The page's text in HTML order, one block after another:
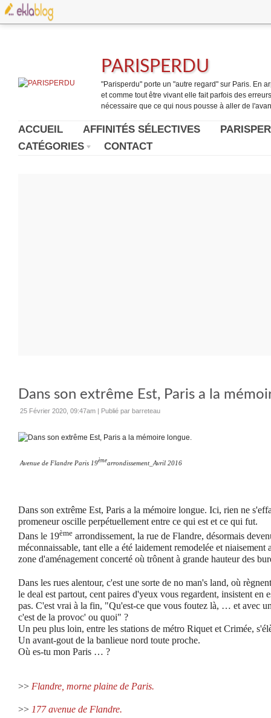
PARISPERDU
"Parisperdu" porte un "autre regard" sur Paris. En
et comme tout être vivant elle fait parfois des
nécessaire que ce qui nous pousse à aller de
ACCUEIL AFFINITÉS SÉLECTIVES
CATÉGORIES
CONTACT
Dans son extrême Est, Paris a la
25 Février 2020, 09:47am | Publié par barreteau
Avenue de Flandre Paris 19èmearrondissement_Avril 2016
Dans son extrême Est, Paris a la mémoire longue. Ici, rien ne
promeneur oscille perpétuellement entre ce qui est et ce qui fut.
Dans le 19ème arrondissement, la rue de Flandre, désormais
méconnaissable, tant elle a été laidement remodelée et niaisement
zone d'aménagement concerté où trônent à grande hauteur des
Dans les rues alentour, c'est une sorte de no man's land, où
le deal est partout, cent paires d'yeux vous regardent, insistent en
pas. C'est vrai à la fin, "Qu'est-ce que vous foutez là, … et avec
c'est de la provoc' ou quoi" ?
Un peu plus loin, entre les stations de métro Riquet et Crimée,
Un avant-gout de la banlieue nord toute proche.
Où es-tu mon Paris … ?
>> Flandre, morne plaine de Paris.
>> 177 avenue de Flandre.